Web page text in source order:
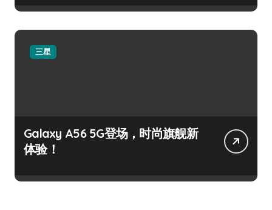
三星
Galaxy A56 5G登场，时尚旗舰新
体验！